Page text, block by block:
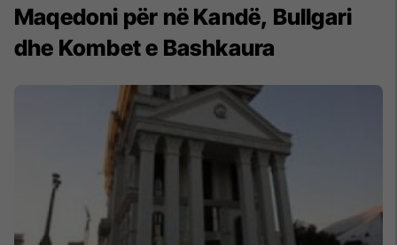
Maqedoni për në Kandë, Bullgari
dhe Kombet e Bashkaura